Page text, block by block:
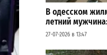
В одесском
летний
27-07-2026 в 13:47